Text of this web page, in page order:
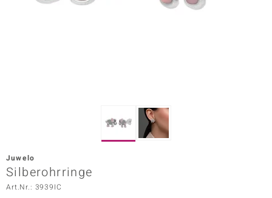
Vogue
Juwelo
Silberohrringe
Art.Nr.: 3939IC